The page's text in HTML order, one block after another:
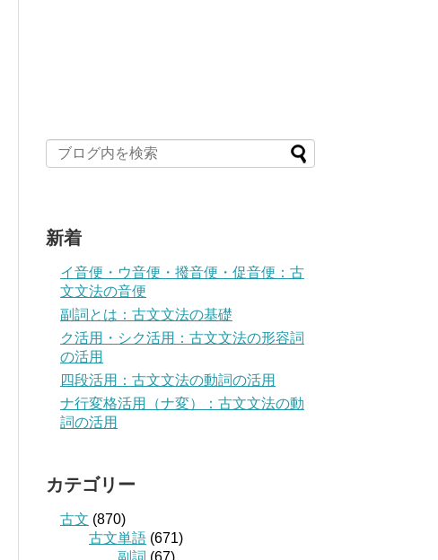
新着
イ音便・ウ音便・撥音便・促音便：古
文文法の音便
副詞とは：古文文法の基礎
ク活用・シク活用：古文文法の形容詞
の活用
四段活用：古文文法の動詞の活用
ナ行変格活用（ナ変）：古文文法の動
詞の活用
カテゴリー
古文 (870)
古文単語 (671)